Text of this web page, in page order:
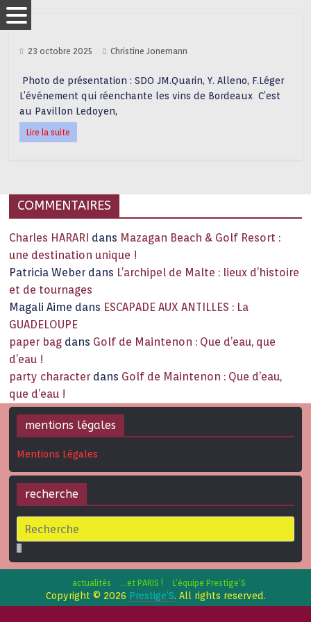
23 octobre 2025 Christine Jonemann
Photo de présentation : SDO JM.Quarin, Y. Alleno, F.Léger
L’événement qui réenchante les vins de Bordeaux C’est
au Pavillon Ledoyen,
Lire la suite
COMMENTAIRES
Charles HARARI dans Mazagan Beach & Golf Resort :
une destination unique !
Patricia Weber dans L’archipel de Malte : lieux d’histoire
et de tournages
Magali Aime dans ESCAPADE AUX ANTILLES : La
GUADELOUPE
paper bag dans Golf de Maintenon : Que d’eau, que
d’eau !
party character dans Golf de Maintenon : Que d’eau,
que d’eau !
mentions légales
Mentions Légales
recherche
actualités …et PARIS ! L’équipe Prestige’S
Copyright © 2026 Prestige'S. All rights reserved.